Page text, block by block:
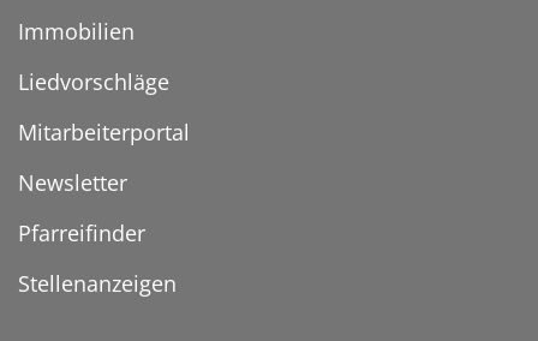
Immobilien
Liedvorschläge
Mitarbeiterportal
Newsletter
Pfarreifinder
Stellenanzeigen